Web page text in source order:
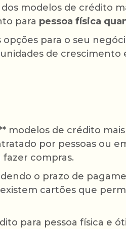
modelos de crédito
para pessoa física
para o seu
de crescimento
modelos de crédito
por pessoas ou
fazer compras.
o prazo de
cartões que
para pessoa física e